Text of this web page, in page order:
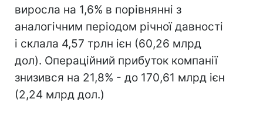
виросла на 1,6% в порівнянні з
аналогічним періодом річної давності
і склала 4,57 трлн ієн (60,26 млрд
дол). Операційний прибуток компанії
знизився на 21,8% - до 170,61 млрд ієн
(2,24 млрд дол.)